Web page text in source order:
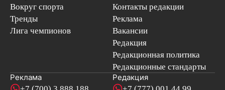
Вокруг спорта
Тренды
Лига чемпионов
Контакты редакции
Реклама
Вакансии
Редакция
Редакционная политика
Редакционные стандарты
Реклама Редакция